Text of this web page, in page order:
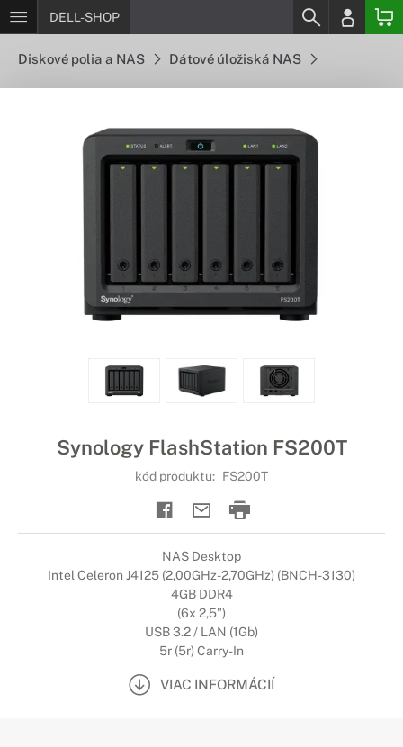
DELL-SHOP
Diskové polia a NAS Dátové úložiská NAS
Synology FlashStation FS200T
kód produktu: FS200T
NAS Desktop
Intel Celeron J4125 (2,00GHz-2,70GHz) (BNCH-3130)
4GB DDR4
(6x 2,5")
USB 3.2 / LAN (1Gb)
5r (5r) Carry-In
VIAC INFORMÁCIÍ